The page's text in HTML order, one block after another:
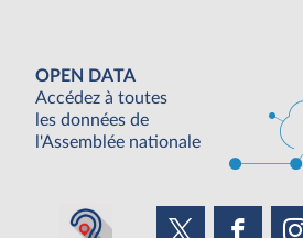
OPEN DATA
Accédez à toutes
les données de
l'Assemblée nationale